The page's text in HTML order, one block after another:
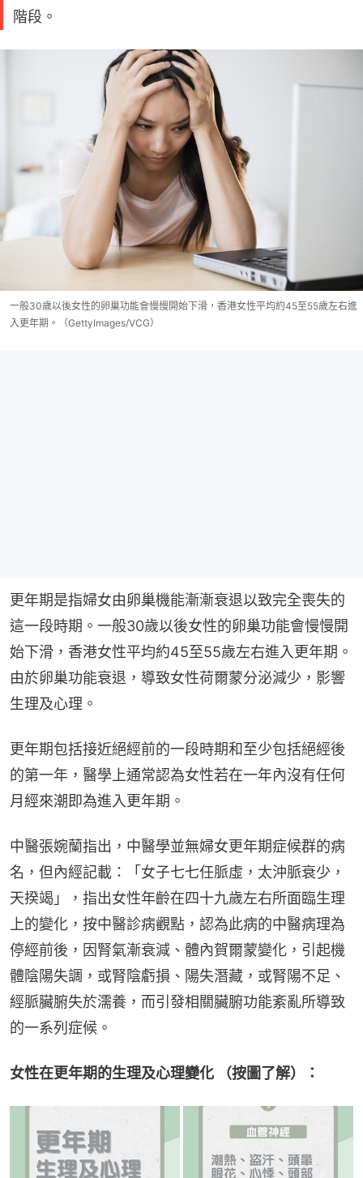
階段。
一般30歲以後女性的卵巢功能會慢慢開始下滑，香港女性平均約45至55歲左右進
入更年期。（GettyImages/VCG）
更年期是指婦女由卵巢機能漸漸衰退以致完全喪失的
這一段時期。一般30歲以後女性的卵巢功能會慢慢開
始下滑，香港女性平均約45至55歲左右進入更年期。
由於卵巢功能衰退，導致女性荷爾蒙分泌減少，影響
生理及心理。
更年期包括接近絕經前的一段時期和至少包括絕經後
的第一年，醫學上通常認為女性若在一年內沒有任何
月經來潮即為進入更年期。
中醫張婉蘭指出，中醫學並無婦女更年期症候群的病
名，但內經記載：「女子七七任脈虛，太沖脈衰少，
天揆竭」，指出女性年齡在四十九歲左右所面臨生理
上的變化，按中醫診病觀點，認為此病的中醫病理為
停經前後，因腎氣漸衰減、體內賀爾蒙變化，引起機
體陰陽失調，或腎陰虧損、陽失潛藏，或腎陽不足、
經脈臟腑失於濡養，而引發相關臟腑功能紊亂所導致
的一系列症候。
女性在更年期的生理及心理變化 （按圖了解）：